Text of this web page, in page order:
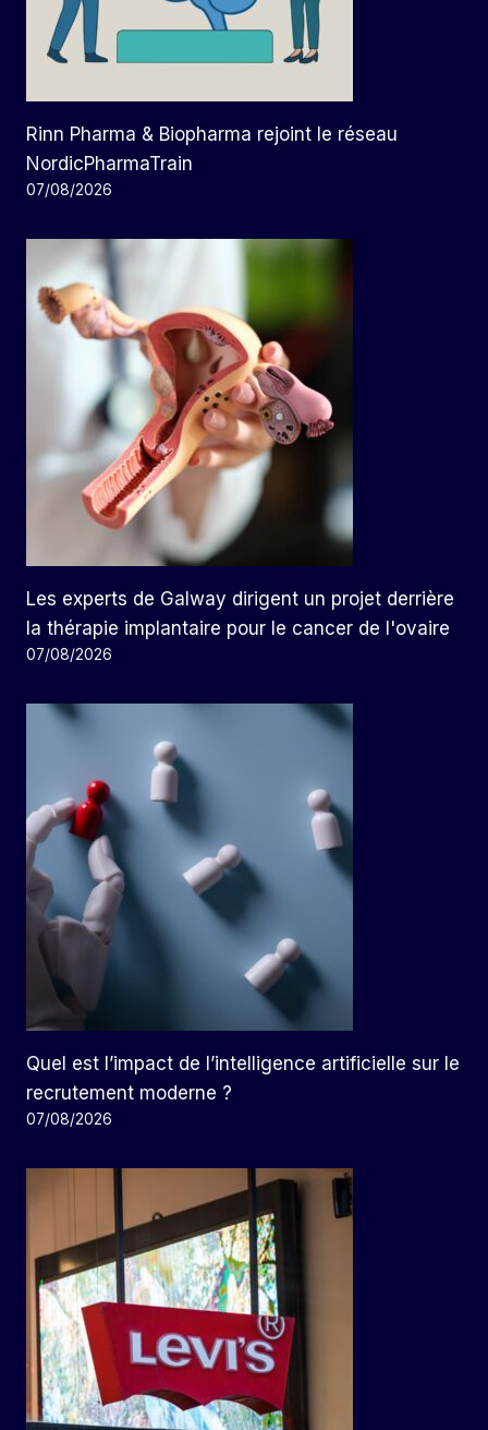
Rinn Pharma & Biopharma rejoint le réseau
NordicPharmaTrain
07/08/2026
Les experts de Galway dirigent un projet derrière
la thérapie implantaire pour le cancer de l'ovaire
07/08/2026
Quel est l’impact de l’intelligence artificielle sur le
recrutement moderne ?
07/08/2026